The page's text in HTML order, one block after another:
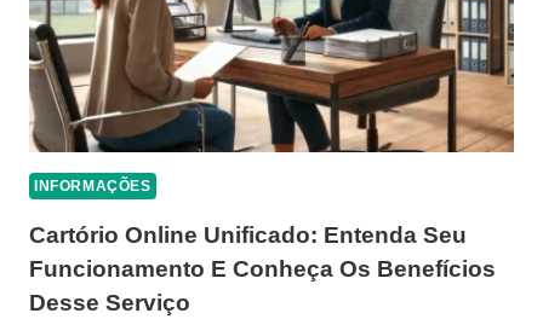
CLIENTES
PARA
ESCRITÓRIOS
DE
ADVOCACIA
INFORMAÇÕES
Cartório Online Unificado: Entenda Seu
Funcionamento E Conheça Os Benefícios
Desse Serviço